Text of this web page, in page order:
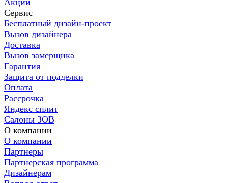
Акции
Сервис
Бесплатный дизайн-проект
Вызов дизайнера
Доставка
Вызов замерщика
Гарантия
Защита от подделки
Оплата
Рассрочка
Яндекс сплит
Салоны ЗОВ
О компании
О компании
Партнеры
Партнерская программа
Дизайнерам